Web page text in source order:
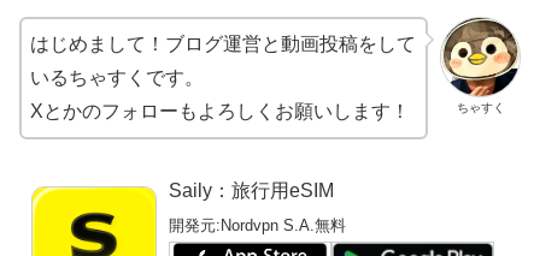
ちゃすく
はじめまして！ブログ運営と動画投稿をして
いるちゃすくです。
Xとかのフォローもよろしくお願いします！
Saily：旅行用eSIM
開発元: Nordvpn S.A.無料